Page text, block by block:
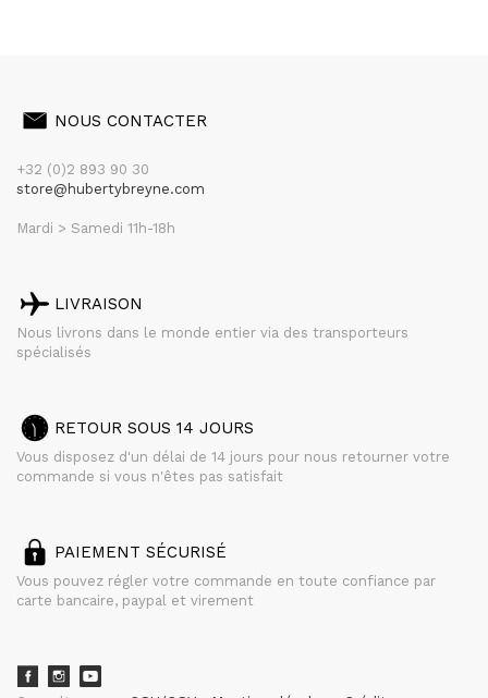
NOUS CONTACTER
+32 (0)2 893 90 30
store@hubertybreyne.com
Mardi > Samedi 11h-18h
LIVRAISON
Nous livrons dans le monde entier via des transporteurs
spécialisés
RETOUR SOUS 14 JOURS
Vous disposez d'un délai de 14 jours pour nous retourner votre
commande si vous n'êtes pas satisfait
PAIEMENT SÉCURISÉ
Vous pouvez régler votre commande en toute confiance par
carte bancaire, paypal et virement